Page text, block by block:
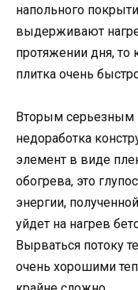
напольного
выдерживают
протяжении дня, то
плитка очень
Вторым серьезным
недоработка
элемент в виде
обогрева, это
энергии,
уйдет на нагрев
Вырваться потоку
очень хорошими